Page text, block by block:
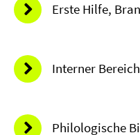
Erste Hilfe,
Interner Bereich
Philologische